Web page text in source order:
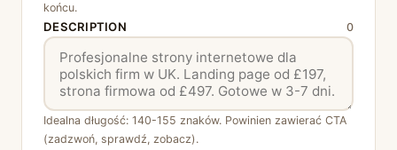
końcu.
DESCRIPTION 0
Idealna długość: 140-155 znaków. Powinien zawierać CTA
(zadzwoń, sprawdź, zobacz).